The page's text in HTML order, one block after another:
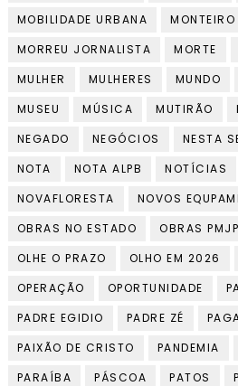
MOBILIDADE URBANA
MONTEIRO
MORREU JORNALISTA
MORTE
MULHER
MULHERES MUNDO
MUSEU
MÚSICA MUTIRÃO
NEGADO
NEGÓCIOS NESTA
NOTA
NOTA ALPB NOTÍCIAS
NOVAFLORESTA
NOVOS
OBRAS NO ESTADO
OBRAS PMJP
OLHE O PRAZO
OLHO EM 2026
OPERAÇÃO
OPORTUNIDADE
PADRE EGIDIO
PADRE ZÉ
PAIXÃO DE CRISTO
PANDEMIA
PARAÍBA
PÁSCOA PATOS